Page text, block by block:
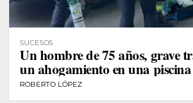
SUCESOS
Un hombre de 75 años, grave
un ahogamiento en una
ROBERTO LÓPEZ